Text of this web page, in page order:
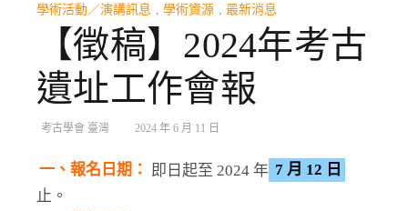
學術活動／演講訊息 學術資源 最新消息
【徵稿】2024年考古
遺址工作會報
考古學會 臺灣 2024 年 6 月 11 日
一、報名日期： 即日起至 2024 年 7 月 12 日
止。